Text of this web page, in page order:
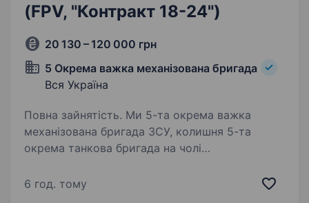
(FPV, "Контракт 18-24")
20 130 – 120 000 грн
5 Окрема важка механізована бригада
Вся Україна
Повна зайнятість. Ми 5-та окрема важка
механізована бригада ЗСУ, колишня 5-та
окрема танкова бригада на чолі
в битві за Бахмут, коли його підрозділ
6 год. тому